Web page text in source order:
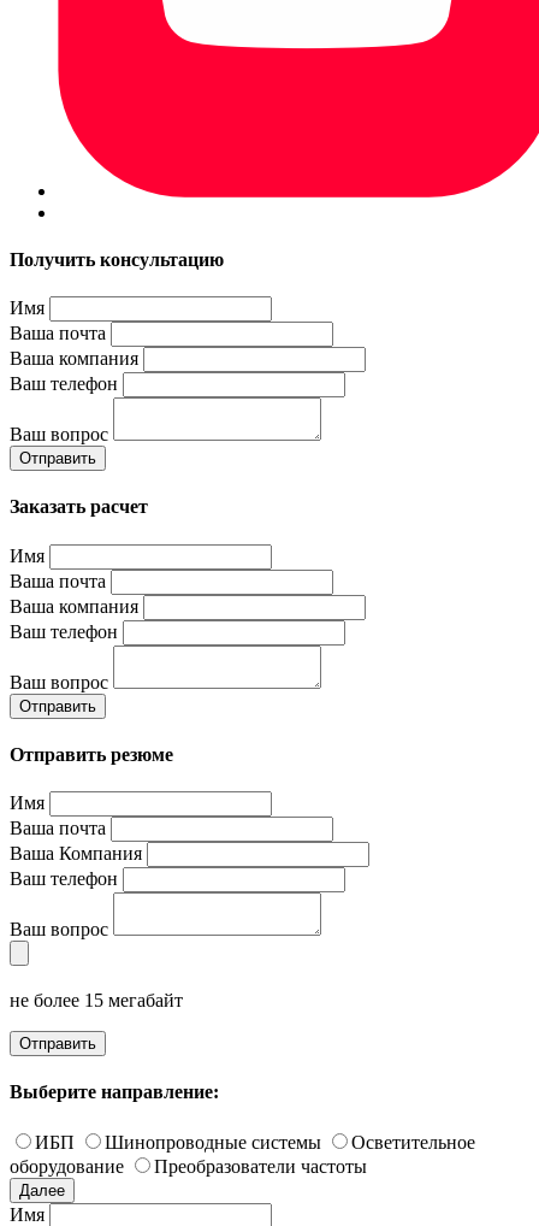
Получить консультацию
Имя
Ваша почта
Ваша компания
Ваш телефон
Ваш вопрос
Отправить
Заказать расчет
Имя
Ваша почта
Ваша компания
Ваш телефон
Ваш вопрос
Отправить
Отправить резюме
Имя
Ваша почта
Ваша Компания
Ваш телефон
Ваш вопрос
не более 15 мегабайт
Отправить
Выберите направление:
ИБП Шинопроводные системы
Осветительное
оборудование
Преобразователи частоты
Далее
Имя